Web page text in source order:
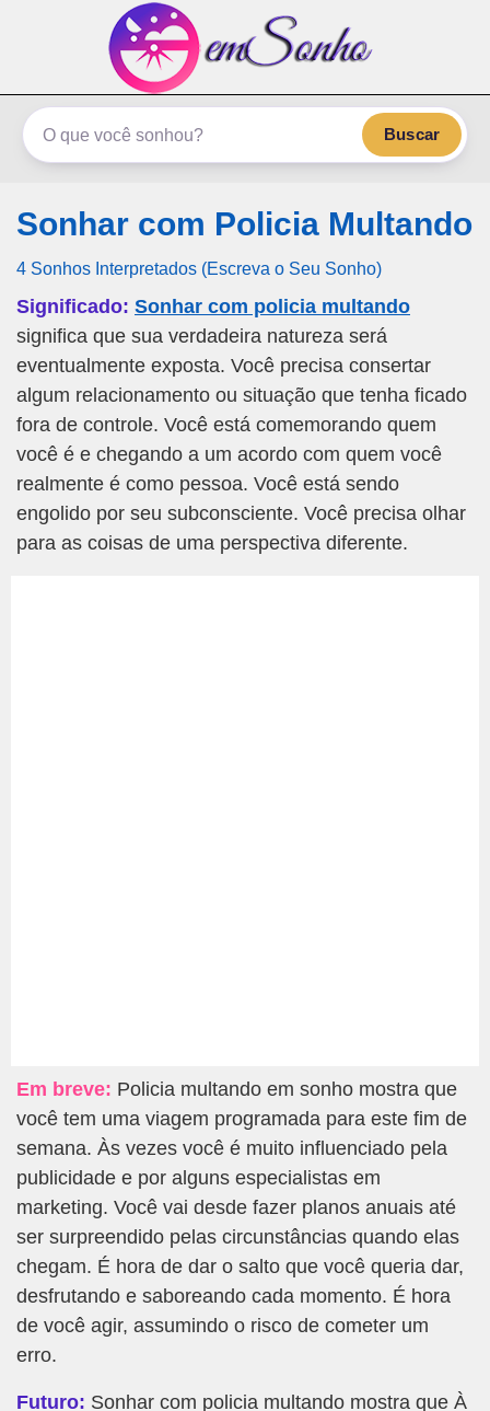
emSonho.com
Os sonhos significam mais
Buscar
Sonhar com Policia Multando
4 Sonhos Interpretados (Escreva o Seu Sonho)
Significado: Sonhar com policia multando
significa que sua verdadeira natureza será
eventualmente exposta. Você precisa consertar
algum relacionamento ou situação que tenha ficado
fora de controle. Você está comemorando quem
você é e chegando a um acordo com quem você
realmente é como pessoa. Você está sendo
engolido por seu subconsciente. Você precisa olhar
para as coisas de uma perspectiva diferente.
Em breve: Policia multando em sonho mostra que
você tem uma viagem programada para este fim de
semana. Às vezes você é muito influenciado pela
publicidade e por alguns especialistas em
marketing. Você vai desde fazer planos anuais até
ser surpreendido pelas circunstâncias quando elas
chegam. É hora de dar o salto que você queria dar,
desfrutando e saboreando cada momento. É hora
de você agir, assumindo o risco de cometer um
erro.
Futuro: Sonhar com policia multando mostra que À